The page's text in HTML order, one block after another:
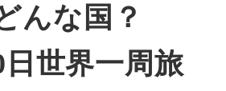
んな国？
日世界一周旅